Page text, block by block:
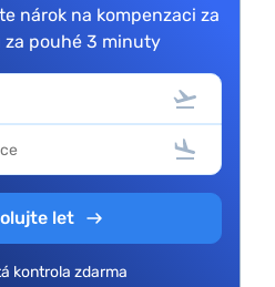
nárok na kompenzaci za
pouhé 3 minuty
let
kontrola zdarma